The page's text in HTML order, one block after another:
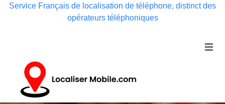
Service Français de localisation de téléphone, distinct des
opérateurs téléphoniques